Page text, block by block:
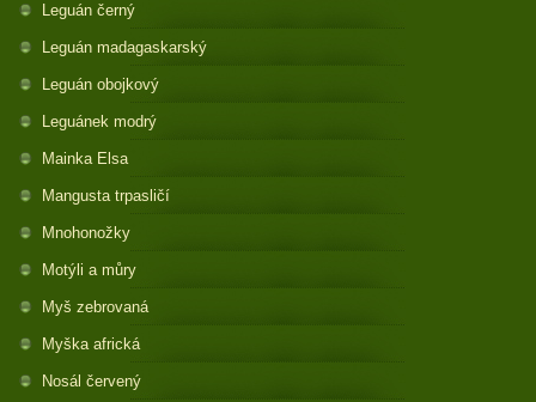
Leguán černý
Leguán madagaskarský
Leguán obojkový
Leguánek modrý
Mainka Elsa
Mangusta trpasličí
Mnohonožky
Motýli a můry
Myš zebrovaná
Myška africká
Nosál červený